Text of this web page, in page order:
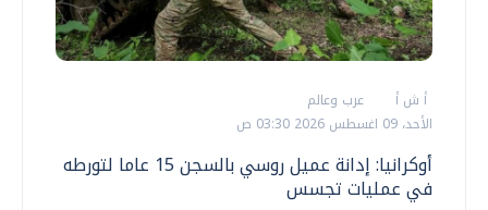
أ ش أ
عرب وعالم
الأحد، 09 اغسطس 2026 03:30 ص
أوكرانيا: إدانة عميل روسي بالسجن 15 عاما لتورطه
في عمليات تجسس